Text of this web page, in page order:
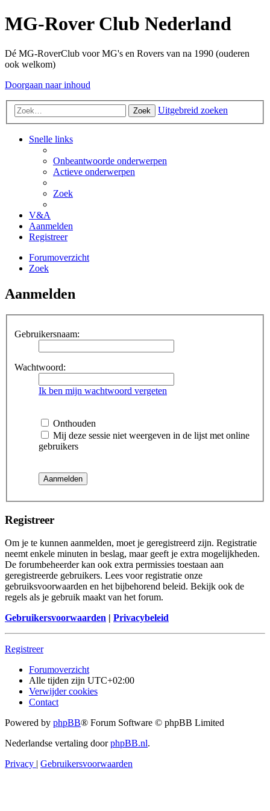
MG-Rover Club Nederland
Dé MG-RoverClub voor MG's en Rovers van na 1990 (ouderen
ook welkom)
Doorgaan naar inhoud
Zoek Uitgebreid zoeken
Snelle links
Onbeantwoorde onderwerpen
Actieve onderwerpen
Zoek
V&A
Aanmelden
Registreer
Forumoverzicht
Zoek
Aanmelden
Gebruikersnaam:
Wachtwoord:
Ik ben mijn wachtwoord vergeten
Onthouden
Mij deze sessie niet weergeven in de lijst met online
gebruikers
Registreer
Om je te kunnen aanmelden, moet je geregistreerd zijn. Registratie
neemt enkele minuten in beslag, maar geeft je extra mogelijkheden.
De forumbeheerder kan ook extra permissies toestaan aan
geregistreerde gebruikers. Lees voor registratie onze
gebruiksvoorwaarden en het bijbehorend beleid. Bekijk ook de
regels als je gebruik maakt van het forum.
Gebruikersvoorwaarden | Privacybeleid
Registreer
Forumoverzicht
Alle tijden zijn UTC+02:00
Verwijder cookies
Contact
Powered by phpBB® Forum Software © phpBB Limited
Nederlandse vertaling doorphpBB.nl.
Privacy | Gebruikersvoorwaarden